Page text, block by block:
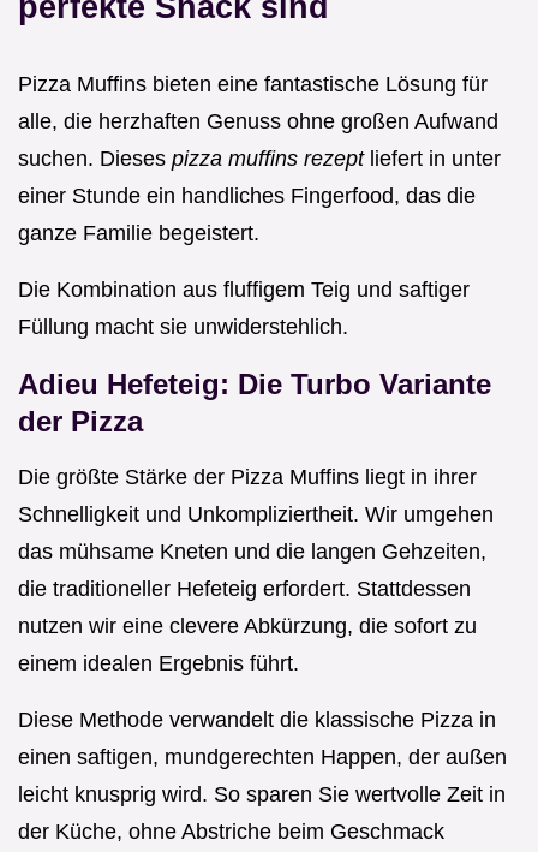
Pizza Muffins bieten eine fantastische Lösung für
alle, die herzhaften Genuss ohne großen Aufwand
suchen. Dieses pizza muffins rezept liefert in unter
einer Stunde ein handliches Fingerfood, das die
ganze Familie begeistert.
Die Kombination aus fluffigem Teig und saftiger
Füllung macht sie unwiderstehlich.
Adieu Hefeteig: Die Turbo Variante
der Pizza
Die größte Stärke der Pizza Muffins liegt in ihrer
Schnelligkeit und Unkompliziertheit. Wir umgehen
das mühsame Kneten und die langen Gehzeiten,
die traditioneller Hefeteig erfordert. Stattdessen
nutzen wir eine clevere Abkürzung, die sofort zu
einem idealen Ergebnis führt.
Diese Methode verwandelt die klassische Pizza in
einen saftigen, mundgerechten Happen, der außen
leicht knusprig wird. So sparen Sie wertvolle Zeit in
der Küche, ohne Abstriche beim Geschmack